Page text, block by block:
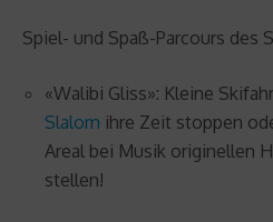
Spiel- und Spaß-Parcours des
«Walibi Gliss»: Kleine
Slalom ihre Zeit stoppen
Areal bei Musik originellen
stellen!